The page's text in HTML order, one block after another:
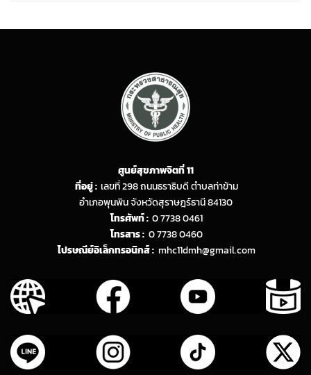
ศูนย์สุขภาพจิตที่ 11
ที่อยู่ : เลขที่ 298 ถนนธราธิบดี ตำบลท่าข้าม
อำเภอพุนพิน จังหวัดสุราษฎร์ธานี 84130
โทรศัพท์ : 0 7738 0461
โทรสาร : 0 7738 0460
ไปรษณีย์อิเล็กทรอนิกส์ : mhc11dmh@gmail.com